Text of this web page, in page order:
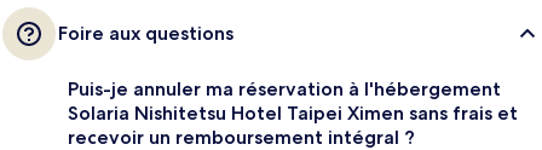
Foire aux questions
Puis-je annuler ma réservation à l'hébergement
Solaria Nishitetsu Hotel Taipei Ximen sans frais et
recevoir un remboursement intégral ?